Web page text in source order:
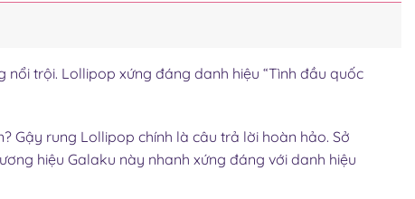
trội. Lollipop xứng đáng danh hiệu “Tình đầu quốc
Gậy rung Lollipop chính là câu trả lời hoàn hảo. Sở
hiệu Galaku này nhanh xứng đáng với danh hiệu